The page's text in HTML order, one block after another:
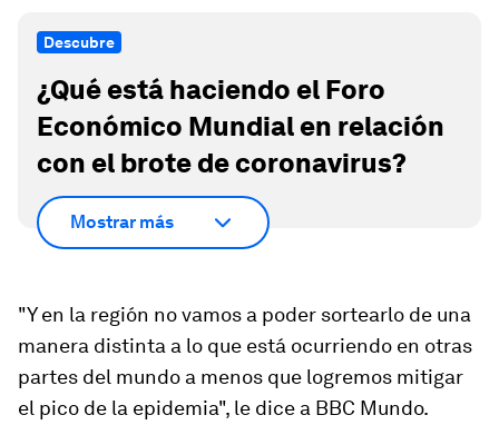
Descubre
¿Qué está haciendo el Foro
Económico Mundial en relación
con el brote de coronavirus?
Mostrar más
"Y en la región no vamos a poder sortearlo de una
manera distinta a lo que está ocurriendo en otras
partes del mundo a menos que logremos mitigar
el pico de la epidemia", le dice a BBC Mundo.